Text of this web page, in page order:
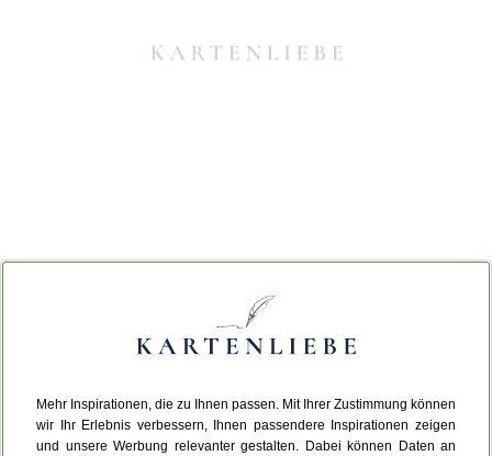
Mehr Inspirationen, die zu Ihnen passen. Mit Ihrer Zustimmung können
wir Ihr Erlebnis verbessern, Ihnen passendere Inspirationen zeigen
und unsere Werbung relevanter gestalten. Dabei können Daten an
Da ist etwas schiefgelaufen.